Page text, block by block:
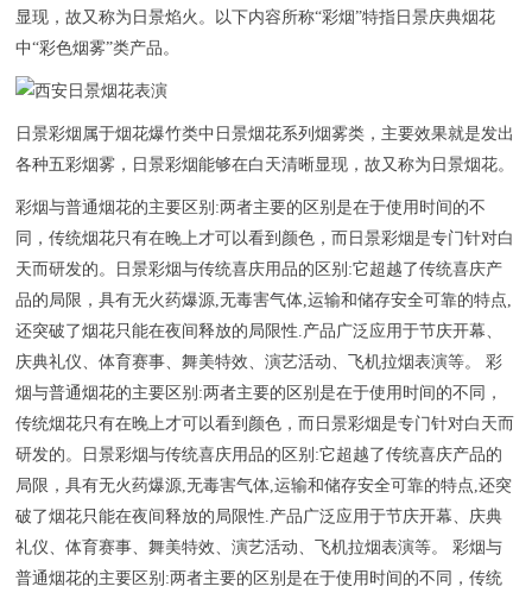
新闻动态
活动知识
关于我们
显现，故又称为日景焰火。以下内容所称“彩烟”特指日景庆典烟花
中“彩色烟雾”类产品。
日景彩烟属于烟花爆竹类中日景烟花系列烟雾类，主要效果就是发出
各种五彩烟雾，日景彩烟能够在白天清晰显现，故又称为日景烟花。
彩烟与普通烟花的主要区别:两者主要的区别是在于使用时间的不
同，传统烟花只有在晚上才可以看到颜色，而日景彩烟是专门针对白
天而研发的。日景彩烟与传统喜庆用品的区别:它超越了传统喜庆产
品的局限，具有无火药爆源,无毒害气体,运输和储存安全可靠的特点,
还突破了烟花只能在夜间释放的局限性.产品广泛应用于节庆开幕、
庆典礼仪、体育赛事、舞美特效、演艺活动、飞机拉烟表演等。
彩
烟与普通烟花的主要区别:两者主要的区别是在于使用时间的不同，
传统烟花只有在晚上才可以看到颜色，而日景彩烟是专门针对白天而
研发的。日景彩烟与传统喜庆用品的区别:它超越了传统喜庆产品的
局限，具有无火药爆源,无毒害气体,运输和储存安全可靠的特点,还突
破了烟花只能在夜间释放的局限性.产品广泛应用于节庆开幕、庆典
礼仪、体育赛事、舞美特效、演艺活动、飞机拉烟表演等。
彩烟与
普通烟花的主要区别:两者主要的区别是在于使用时间的不同，传统